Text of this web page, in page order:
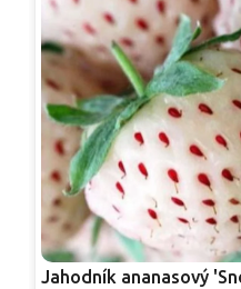
Jahodník ananasový